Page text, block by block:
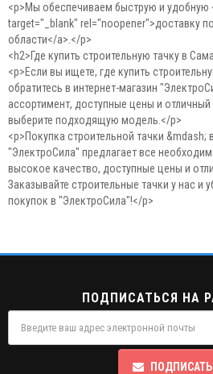
<p>Мы обеспечиваем быструю и удобную
target="_blank" rel="noopener">доставку
области</a>.</p>
<h2>Где купить строительную тачку в
<p>Если вы ищете, где купить
обратитесь в интернет-магазин
ассортимент, доступные цены и
выберите подходящую модель.</p>
<p>Покупка строительной тачки &mdash;
"ЭлектроСила" предлагает все
высокое качество, доступные цены и
Заказывайте строительные тачки у нас и
покупок в "ЭлектроСила"!</p>
ПОДПИСАТЬСЯ НА